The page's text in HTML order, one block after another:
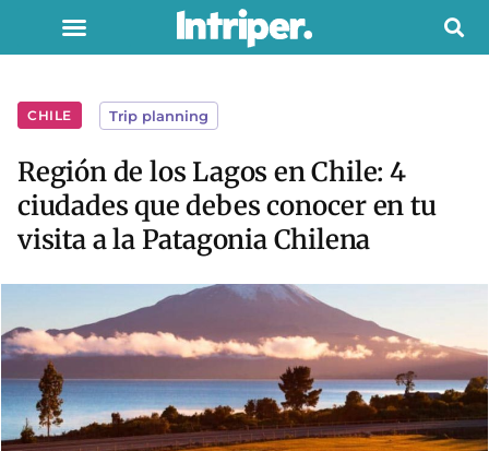
CHILE Trip planning
Región de los Lagos en Chile: 4
ciudades que debes conocer en tu
visita a la Patagonia Chilena